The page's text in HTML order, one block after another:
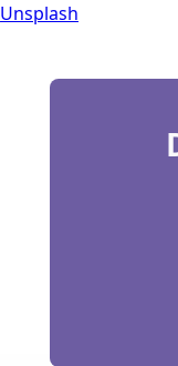
Unsplash